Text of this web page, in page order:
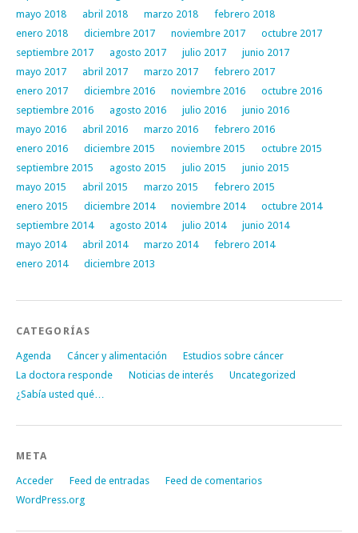
mayo 2018
abril 2018 marzo 2018
febrero 2018
enero 2018
diciembre 2017 noviembre 2017
octubre 2017
septiembre 2017
agosto 2017 julio 2017
junio 2017
mayo 2017
abril 2017 marzo 2017
febrero 2017
enero 2017
diciembre 2016 noviembre 2016
octubre 2016
septiembre 2016
agosto 2016 julio 2016
junio 2016
mayo 2016
abril 2016 marzo 2016
febrero 2016
enero 2016
diciembre 2015 noviembre 2015
octubre 2015
septiembre 2015
agosto 2015 julio 2015
junio 2015
mayo 2015
abril 2015 marzo 2015
febrero 2015
enero 2015
diciembre 2014 noviembre 2014
octubre 2014
septiembre 2014
agosto 2014 julio 2014
junio 2014
mayo 2014
abril 2014 marzo 2014
febrero 2014
enero 2014
diciembre 2013
CATEGORÍAS
Agenda Cáncer y alimentación
Estudios sobre cáncer
La doctora responde
Noticias de interés
Uncategorized
¿Sabía usted qué…
META
Acceder Feed de entradas
Feed de comentarios
WordPress.org